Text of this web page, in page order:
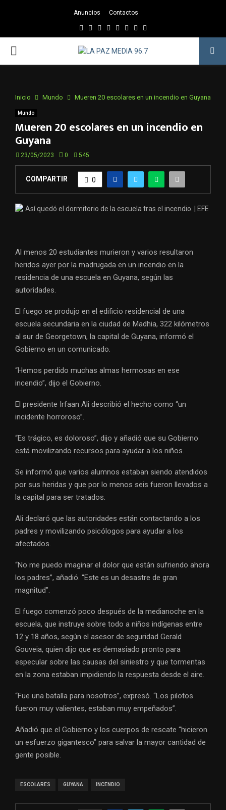
Anuncios Contactos
Facebook
TwitterInstagram
Youtube
EmailTwitchWhatsapp
PRIMARY
Inicio Mundo Mueren 20 escolares en un incendio en Guyana
Mundo
Mueren 20 escolares en un incendio en
Guyana
23/05/2023 0 545
COMPARTIR 0
Al menos 20 estudiantes murieron y varios resultaron
heridos ayer por la madrugada en un incendio en la
residencia de una escuela en Guyana, según las
autoridades.
El fuego se produjo en el edificio residencial de una
escuela secundaria en la ciudad de Madhia, 322 kilómetros
al sur de Georgetown, la capital de Guyana, informó el
Gobierno en un comunicado.
“Hemos perdido muchas almas hermosas en ese
incendio”, dijo el Gobierno.
El presidente Irfaan Ali describió el hecho como “un
incidente horroroso”.
“Es trágico, es doloroso”, dijo y añadió que su Gobierno
está movilizando recursos para ayudar a los niños.
Se informó que varios alumnos estaban siendo atendidos
por sus heridas y que por lo menos seis fueron llevados a
la capital para ser tratados.
Ali declaró que las autoridades están contactando a los
padres y movilizando psicólogos para ayudar a los
afectados.
“No me puedo imaginar el dolor que están sufriendo ahora
los padres”, añadió. “Este es un desastre de gran
magnitud”.
El fuego comenzó poco después de la medianoche en la
escuela, que instruye sobre todo a niños indígenas entre
12 y 18 años, según el asesor de seguridad Gerald
Gouveia, quien dijo que es demasiado pronto para
especular sobre las causas del siniestro y que tormentas
en la zona estaban impidiendo la respuesta desde el aire.
“Fue una batalla para nosotros”, expresó. “Los pilotos
fueron muy valientes, estaban muy empeñados”.
Añadió que el Gobierno y los cuerpos de rescate “hicieron
un esfuerzo gigantesco” para salvar la mayor cantidad de
gente posible.
ESCOLARES GUYANA INCENDIO